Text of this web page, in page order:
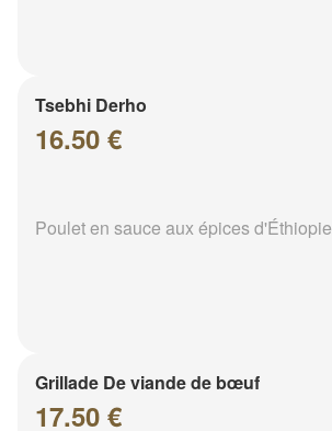
Tsebhi Derho
16.50 €
Poulet en sauce aux épices d'Éthiopie
Grillade De viande de bœuf
17.50 €